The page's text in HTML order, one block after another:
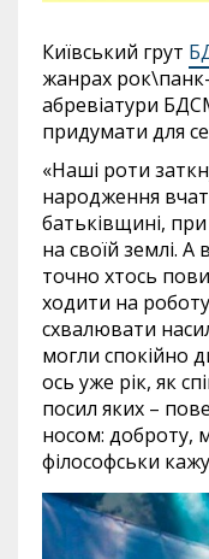
Київський грут
жанрах
абревіатури
придумати для
«Наші роти
народження
батьківщині,
на своїй землі.
точно хтось
ходити на
схвалювати
могли спокійно
ось уже рік, як
посил яких –
носом: доброту,
філософськи